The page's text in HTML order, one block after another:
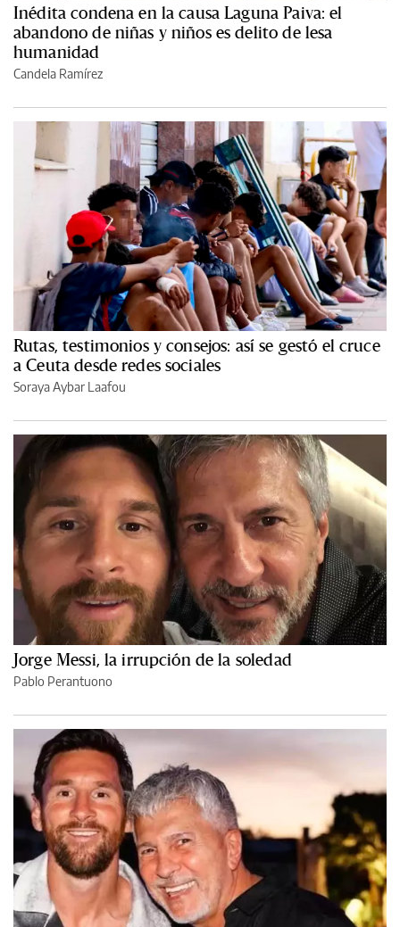
Inédita condena en la causa Laguna Paiva: el
abandono de niñas y niños es delito de lesa
humanidad
Candela Ramírez
Rutas, testimonios y consejos: así se gestó el cruce
a Ceuta desde redes sociales
Soraya Aybar Laafou
Jorge Messi, la irrupción de la soledad
Pablo Perantuono